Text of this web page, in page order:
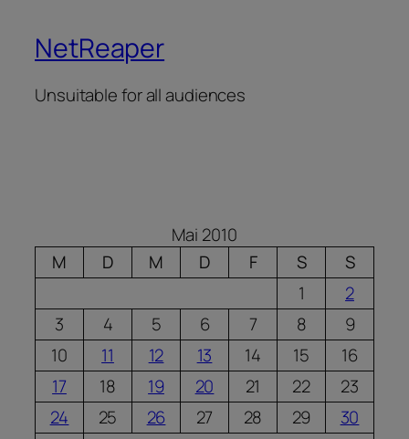
NetReaper
Unsuitable for all audiences
Mai 2010
M
D M D F S
S
1
2
3
4 5 6 7 8
9
10
11 12 13 14 15
16
17
18 19 20 21 22
23
24
25 26 27 28 29
30